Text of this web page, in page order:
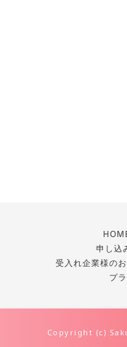
申し込
受入れ企業様の
プ
Copyright (c)